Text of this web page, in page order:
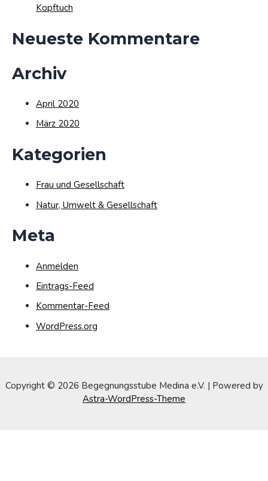
Kopftuch
Neueste Kommentare
Archiv
April 2020
März 2020
Kategorien
Frau und Gesellschaft
Natur, Umwelt & Gesellschaft
Meta
Anmelden
Eintrags-Feed
Kommentar-Feed
WordPress.org
Copyright © 2026 Begegnungsstube Medina e.V. | Powered by
Astra-WordPress-Theme